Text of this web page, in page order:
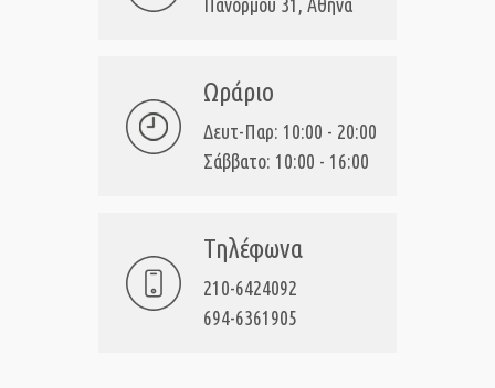
Πανόρμου 31, Αθήνα
Ωράριο
Δευτ-Παρ: 10:00 - 20:00
Σάββατο: 10:00 - 16:00
Τηλέφωνα
210-6424092
694-6361905